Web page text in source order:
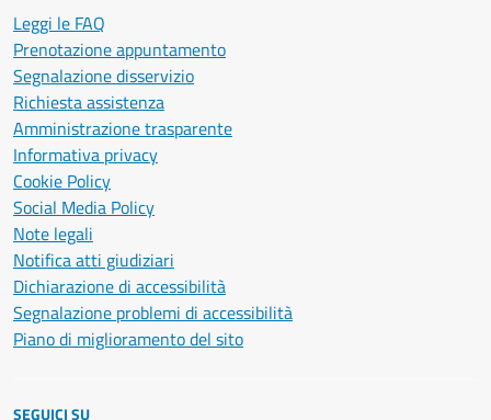
Leggi le FAQ
Prenotazione appuntamento
Segnalazione disservizio
Richiesta assistenza
Amministrazione trasparente
Informativa privacy
Cookie Policy
Social Media Policy
Note legali
Notifica atti giudiziari
Dichiarazione di accessibilità
Segnalazione problemi di accessibilità
Piano di miglioramento del sito
SEGUICI SU